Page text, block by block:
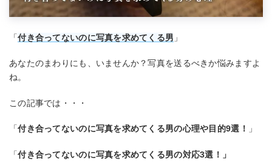
「付き合ってないのに写真を求めてくる男 」
あなたのまわりにも、いませんか？写真を送るべきか悩みますよ
ね。
この記事では・・・
「付き合ってないのに写真を求めてくる男の心理や目的9選！ 」
「付き合ってないのに写真を求めてくる男の対応3選！」